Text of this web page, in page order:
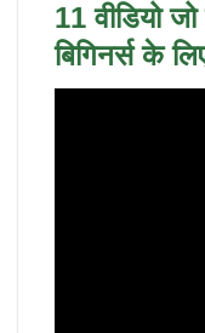
11 वीडियो
बिगिनर्स के